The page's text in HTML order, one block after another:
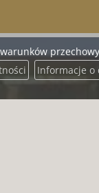
Informacje o